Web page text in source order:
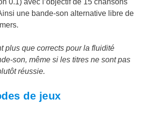
0.1) avec l’objectif de 15 chansons
une bande-son alternative libre de
plus que corrects pour la fluidité
son, même si les titres ne sont pas
réussie.
de jeux